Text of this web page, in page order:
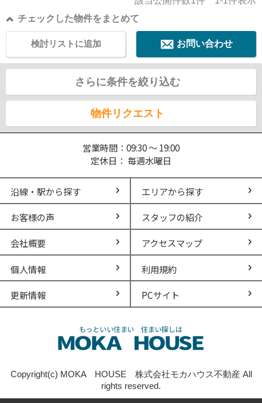
チェックした物件をまとめて
お問い合わせ
検討リストに追加
さらに条件を絞り込む
物件リクエスト
営業時間：09:30 ～ 19:00
定休日： 毎週水曜日
沿線・駅から探す エリアから探す
お客様の声 スタッフの紹介
会社概要 アクセスマップ
個人情報 利用規約
更新情報 PCサイト
Copyright(c) MOKA HOUSE 株式会社モカハウス不動産 All
rights reserved.